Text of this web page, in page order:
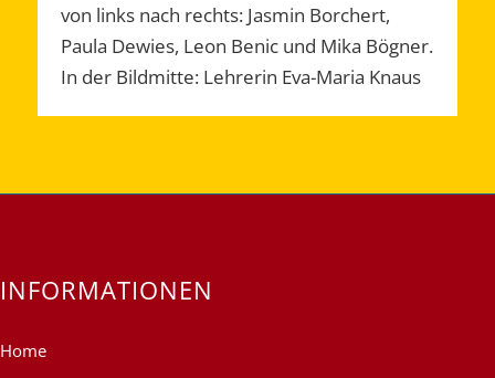
von links nach rechts: Jasmin Borchert,
Paula Dewies, Leon Benic und Mika Bögner.
In der Bildmitte: Lehrerin Eva-Maria Knaus
INFORMATIONEN
Home